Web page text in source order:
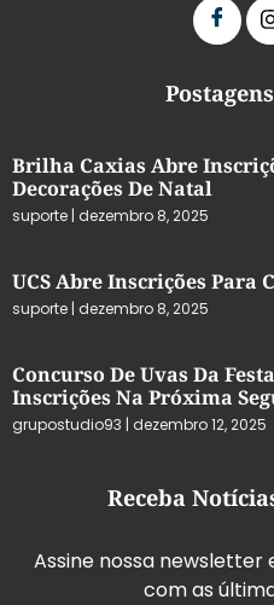
Brilha Caxias Abre
Decorações De Natal
suporte dezembro 8, 2025
UCS Abre Inscrições Para
suporte dezembro 8, 2025
Concurso De Uvas Da
Inscrições Na Próxima
grupostudio93 dezembro 12, 2025
Receba
Assine nossa newsletter
com as